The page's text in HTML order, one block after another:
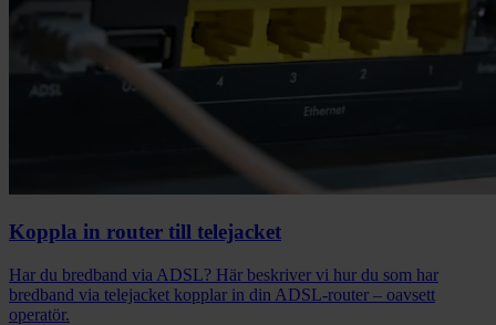
Koppla in router till telejacket
Har du bredband via ADSL? Här beskriver vi hur du som har
bredband via telejacket kopplar in din ADSL-router – oavsett
operatör.